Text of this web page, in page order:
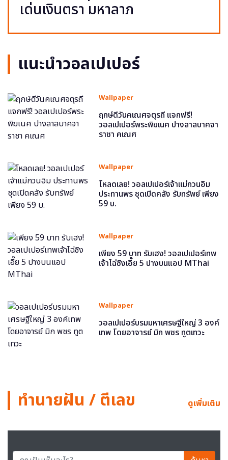
เด่นเงินตรา มหาลาภ
แนะนำวอลเปเปอร์
Wallpaper
ฤกษ์ดีวันคเณศจตุรถี แจกฟรี!
วอลเปเปอร์พระพิฆเนศ ปางลาลบาคจา
ราชา คเณศ
Wallpaper
โหลดเลย! วอลเปเปอร์เจ้าแม่กวนอิม
ประทานพร ชุดเปิดคลัง รับทรัพย์ เพียง
59 บ.
Wallpaper
เพียง 59 บาท รับเฮง! วอลเปเปอร์เทพ
เจ้าไฉ่ซิงเอี๊ย 5 ปางบนแอป MThai
Wallpaper
วอลเปเปอร์บรมมหาเศรษฐีใหญ่ 3 องค์
เทพ โดยอาจารย์ มิก พชร ทูตเทวะ
ทำนายฝัน / ตีเลข ดูเพิ่มเติม